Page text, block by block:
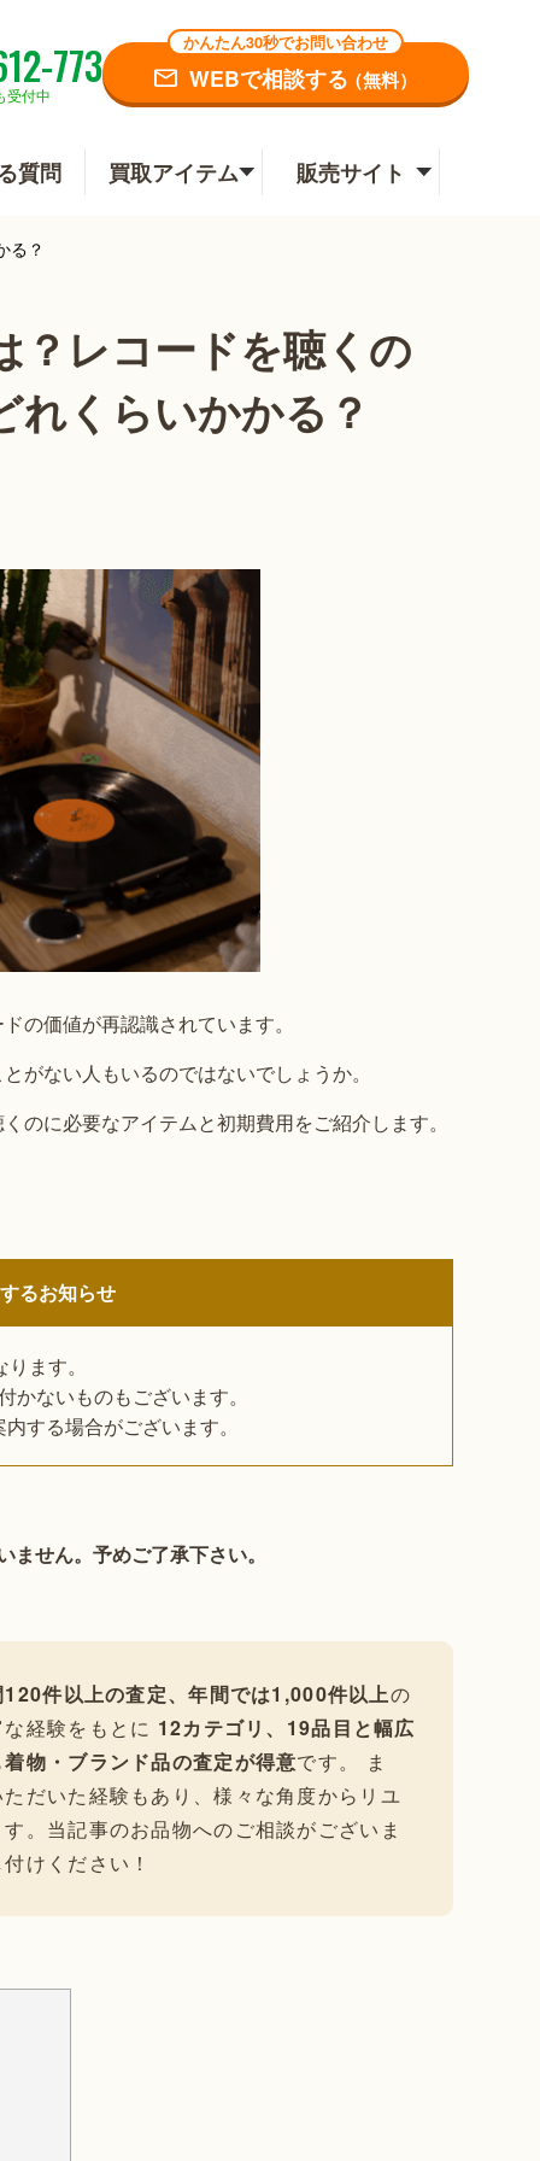
773
受付中
かんたん30秒でお問い合わせ
WEBで相談する（無料）
質問 買取アイテム 販売サイト
る？
？レコードを聴くの
くらいかかる？
の価値が再認識されています。
がない人もいるのではないでしょうか。
のに必要なアイテムと初期費用をご紹介します。
るお知らせ
ます。
ないものもございます。
する場合がございます。
せん。予めご了承下さい。
120件以上の査定、年間では1,000件以上の
経験をもとに 12カテゴリ、19品目と幅広
着物・ブランド品の査定が得意です。 ま
だいた経験もあり、様々な角度からリユ
。当記事のお品物へのご相談がございま
けください！